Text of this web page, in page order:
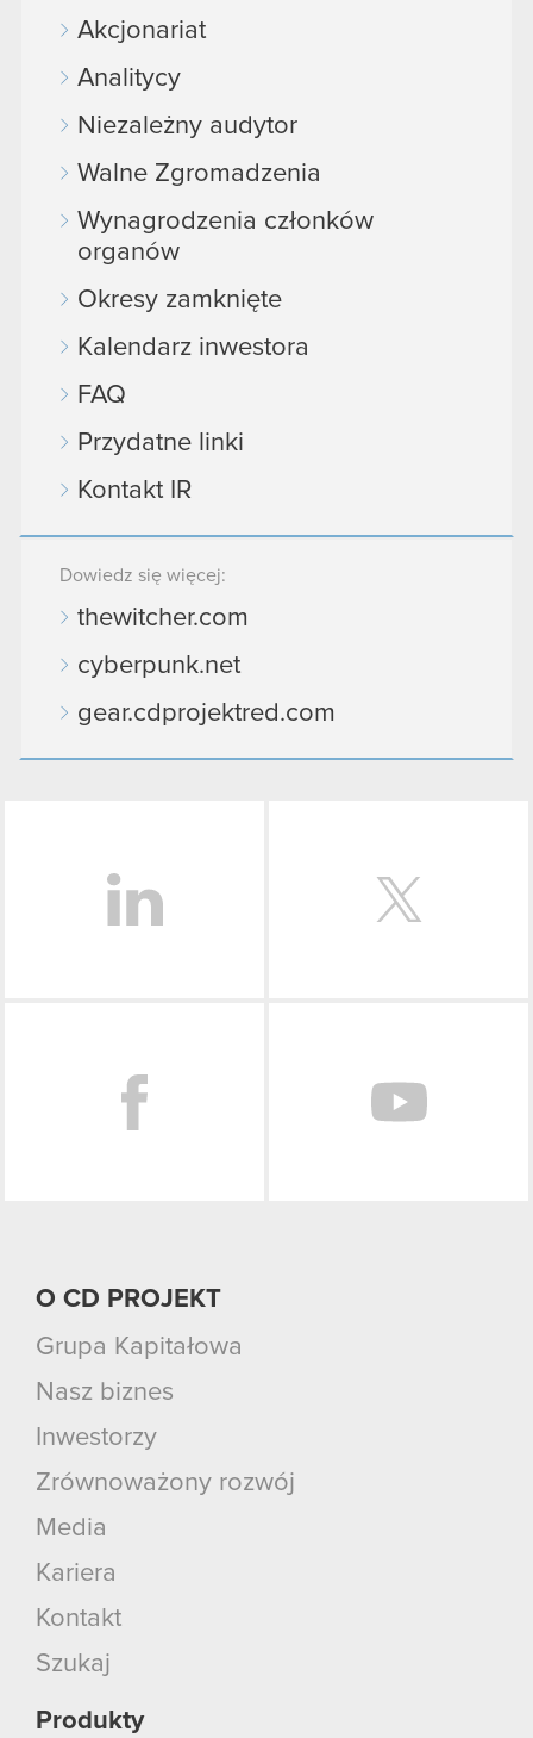
Akcjonariat
Analitycy
Niezależny audytor
Walne Zgromadzenia
Wynagrodzenia członków
organów
Okresy zamknięte
Kalendarz inwestora
FAQ
Przydatne linki
Kontakt IR
Dowiedz się więcej:
thewitcher.com
cyberpunk.net
gear.cdprojektred.com
O CD PROJEKT
Grupa Kapitałowa
Nasz biznes
Inwestorzy
Zrównoważony rozwój
Media
Kariera
Kontakt
Szukaj
Produkty